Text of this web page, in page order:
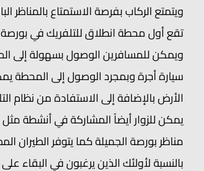
ويتمتع الركاب بفرصة الاستمتاع بالمناظر
ويمكن للمسافرين الوصول بسهولة إلى
سيارة أجرة وبمجرد الوصول إلى المحطة
الأرض بالإضافة إلى الاستفادة من نظام
يمكن للزوار أيضاً المشاركة في أنشطة
مناظر بورصة الجميلة كما يتوفر الطيران
بالنسبة لأولئك الذين يرغبون في